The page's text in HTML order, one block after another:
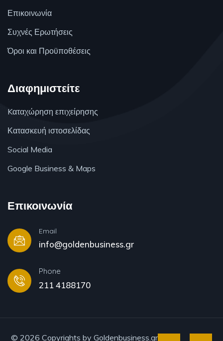
Επικοινωνία
Συχνές Ερωτήσεις
Όροι και Προϋποθέσεις
Διαφημιστείτε
Kαταχώρηση επιχείρησης
Κατασκευή ιστοσελίδας
Social Media
Google Business & Maps
Επικοινωνία
Email
info@goldenbusiness.gr
Phone
211 4188170
© 2026 Copyrights by Goldenbusiness.gr